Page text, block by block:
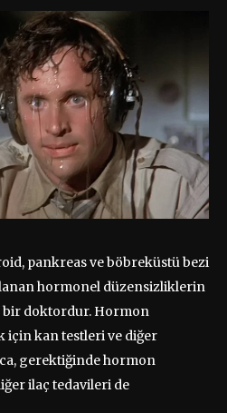
pankreas ve böbreküstü bezi
hormonel düzensizliklerin
bir doktordur. Hormon
için kan testleri ve diğer
gerektiğinde hormon
ilaç tedavileri de